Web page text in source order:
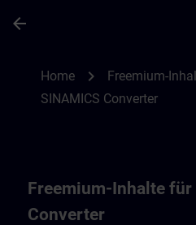
arrow_back
Home chevron_right Freemium-
SINAMICS Converter
Freemium-Inhalte für
Converter